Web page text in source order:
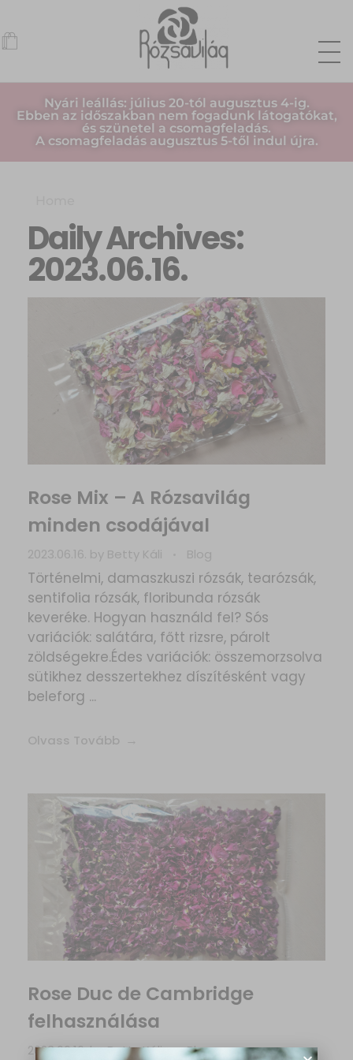
Nyári leállás: július 20-tól augusztus 4-ig.
Ebben az időszakban nem fogadunk látogatókat,
és szünetel a csomagfeladás.
A csomagfeladás augusztus 5-től indul újra.
Daily Archives:
2023.06.16.
Rose Mix – A Rózsavilág
minden csodájával
2023.06.16. by Betty Káli Blog
Történelmi, damaszkuszi rózsák, tearózsák,
sentifolia rózsák, floribunda rózsák
keveréke. Hogyan használd fel? Sós
variációk: salátára, főtt rizsre, párolt
zöldségekre.Édes variációk: összemorzsolva
sütikhez desszertekhez díszítésként vagy
beleforg ...
Olvass Tovább
Rose Duc de Cambridge
felhasználása
2023.06.16.byBetty Káli Blog